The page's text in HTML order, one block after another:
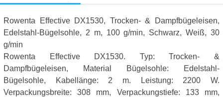
Rowenta Effective DX1530, Trocken- & Dampfbügeleisen,
Edelstahl-Bügelsohle, 2 m, 100 g/min, Schwarz, Weiß, 30
g/min
Rowenta Effective DX1530. Typ: Trocken- &
Dampfbügeleisen, Material Bügelsohle: Edelstahl-
Bügelsohle, Kabellänge: 2 m. Leistung: 2200 W.
Verpackungsbreite: 308 mm, Verpackungstiefe: 133 mm,